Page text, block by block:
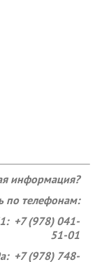
информация?
по телефонам:
+7 (978) 041-
51-01
+7 (978) 748-